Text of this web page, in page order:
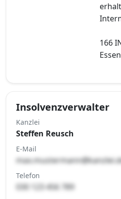
166
Insolvenzverwalter
Kanzlei
Steffen Reusch
E-Mail
Telefon
030 123 456 789